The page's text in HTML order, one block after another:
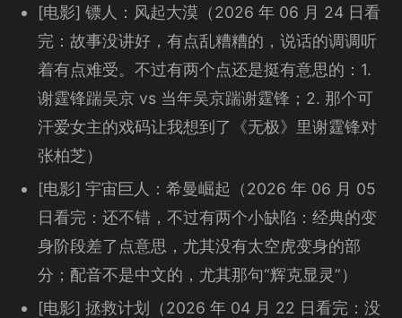
[电影] 镖人：风起大漠（2026 年 06 月 24 日看
完：故事没讲好，有点乱糟糟的，说话的调调听
着有点难受。不过有两个点还是挺有意思的：1.
谢霆锋踹吴京 vs 当年吴京踹谢霆锋；2. 那个可
汗爱女主的戏码让我想到了《无极》里谢霆锋对
张柏芝）
[电影] 宇宙巨人：希曼崛起（2026 年 06 月 05
日看完：还不错，不过有两个小缺陷：经典的变
身阶段差了点意思，尤其没有太空虎变身的部
分；配音不是中文的，尤其那句“辉克显灵”）
[电影] 拯救计划（2026 年 04 月 22 日看完：没